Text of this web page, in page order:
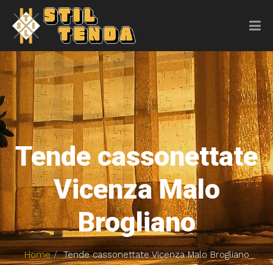
Tende cassonettate
Vicenza Malo
Brogliano
Home Tende cassonettate Vicenza Malo Brogliano